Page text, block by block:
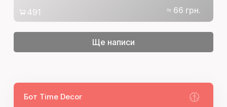
≈ 66 грн.
491
Ще написи
Бот Time Decor